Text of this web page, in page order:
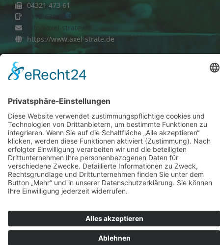
04321 473 61
0172 638 55 99
info@axel-strate.de
https://www.axel-strate.de
Rechtliche Links
Kontakt
Datenschutz
Impressum
Copyright © 2026 Axel Strate e.K. Bauelemente mit
System. Alle Rechte vorbehalten.
Webdesign by HGD-Media GmbH - Hamburg